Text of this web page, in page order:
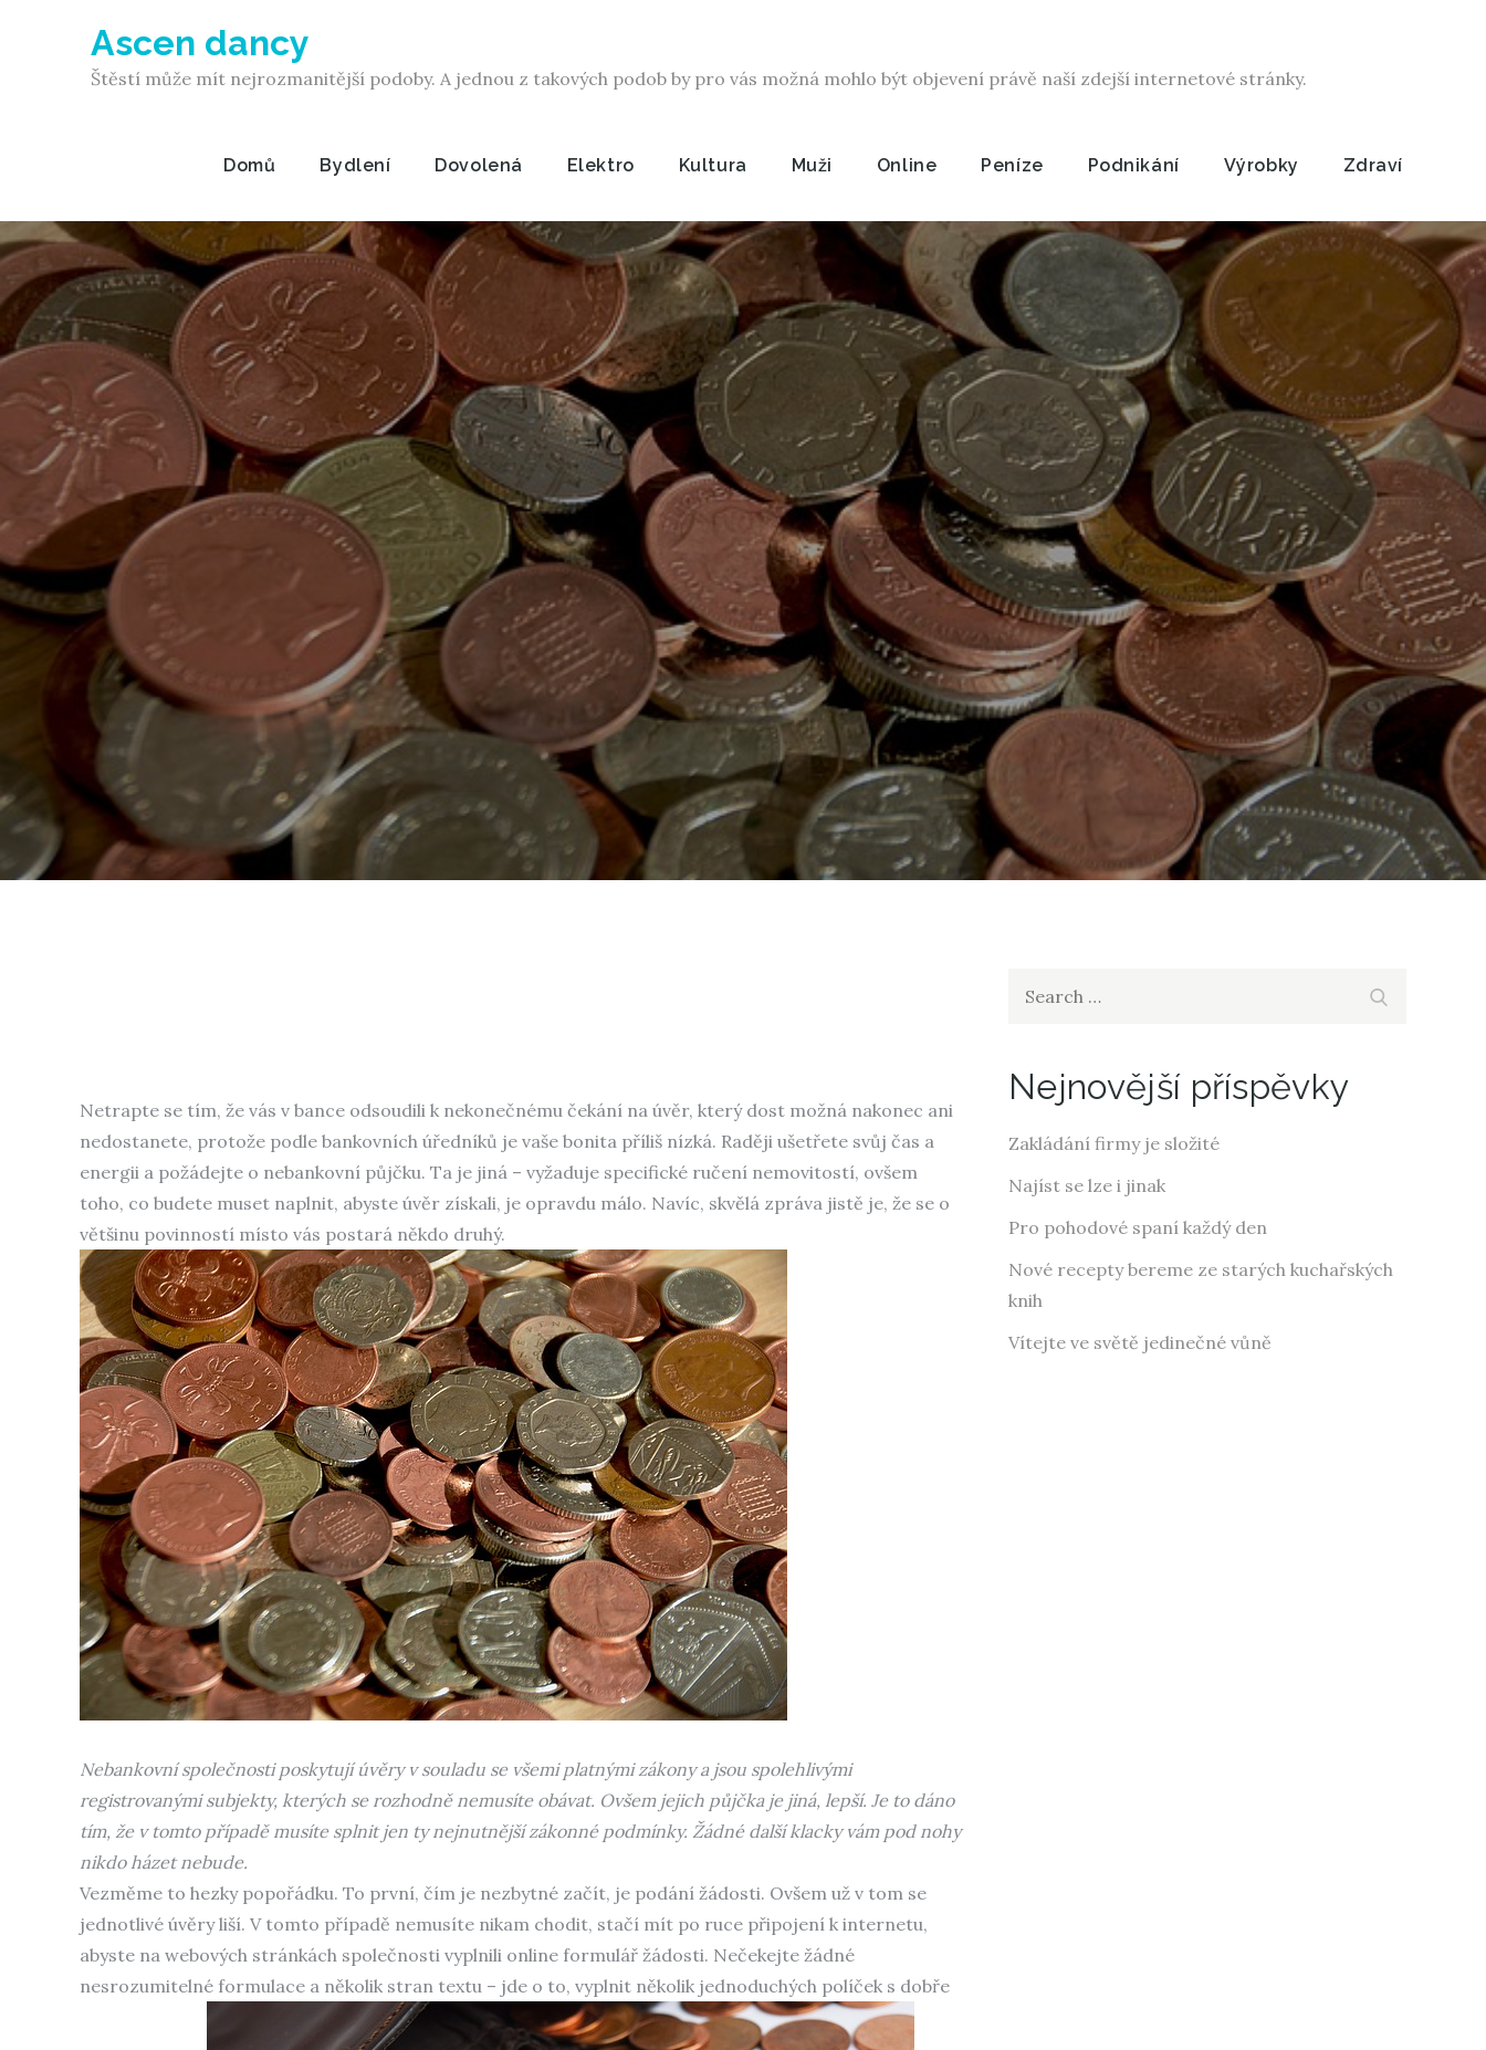
Ascen dancy
Štěstí může mít nejrozmanitější podoby. A jednou z takových podob by pro vás možná mohlo být objevení právě naší zdejší internetové stránky.
Domů Bydlení Dovolená Elektro Kultura Muži Online Peníze Podnikání Výrobky Zdraví
Netrapte se tím, že vás v bance odsoudili k nekonečnému čekání na úvěr, který dost možná nakonec ani
nedostanete, protože podle bankovních úředníků je vaše bonita příliš nízká. Raději ušetřete svůj čas a
energii a požádejte o nebankovní půjčku. Ta je jiná – vyžaduje specifické ručení nemovitostí, ovšem
toho, co budete muset naplnit, abyste úvěr získali, je opravdu málo. Navíc, skvělá zpráva jistě je, že se o
většinu povinností místo vás postará někdo druhý.
Nebankovní společnosti poskytují úvěry v souladu se všemi platnými zákony a jsou spolehlivými
registrovanými subjekty, kterých se rozhodně nemusíte obávat. Ovšem jejich půjčka je jiná, lepší. Je to dáno
tím, že v tomto případě musíte splnit jen ty nejnutnější zákonné podmínky. Žádné další klacky vám pod nohy
nikdo házet nebude.
Vezměme to hezky popořádku. To první, čím je nezbytné začít, je podání žádosti. Ovšem už v tom se
jednotlivé úvěry liší. V tomto případě nemusíte nikam chodit, stačí mít po ruce připojení k internetu,
abyste na webových stránkách společnosti vyplnili online formulář žádosti. Nečekejte žádné
nesrozumitelné formulace a několik stran textu – jde o to, vyplnit několik jednoduchých políček s dobře
Nejnovější příspěvky
Zakládání firmy je složité
Najíst se lze i jinak
Pro pohodové spaní každý den
Nové recepty bereme ze starých kuchařských
knih
Vítejte ve světě jedinečné vůně